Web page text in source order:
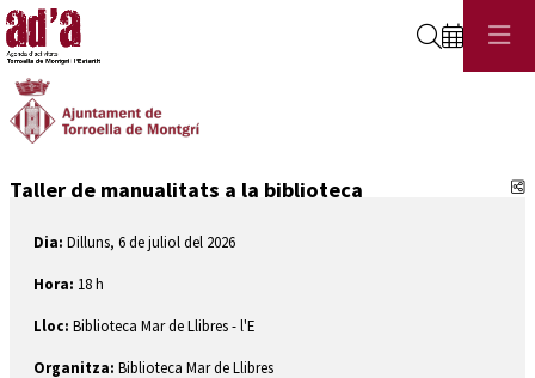
Cerca
Taller de manualitats a la biblioteca
Dia: Dilluns, 6 de juliol del 2026
Hora: 18 h
Lloc: Biblioteca Mar de Llibres - l'E
Organitza: Biblioteca Mar de Llibres